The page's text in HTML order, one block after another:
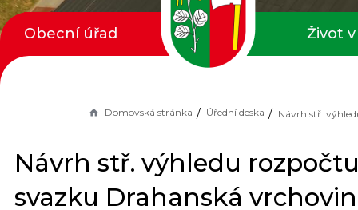
Domovská stránka Úřední deska
Návrh stř. výhledu
svazku Drahanská
Obecní úřad Život